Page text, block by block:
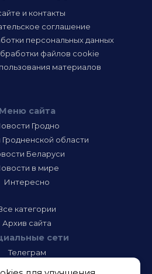
и контакты
соглашение
персональных данных
файлов cookie
материалов
Меню сайта
Гродно
области
Беларуси
в мире
Интересно
категории
Архив сайта
сети
Телеграм